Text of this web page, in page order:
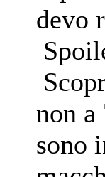
devo
non a
sono